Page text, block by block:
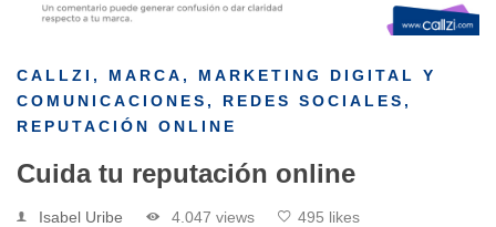
CALLZI , MARCA , MARKETING DIGITAL Y
COMUNICACIONES , REDES SOCIALES ,
REPUTACIÓN ONLINE
Cuida tu reputación online
Isabel Uribe 4.047 views
495 likes